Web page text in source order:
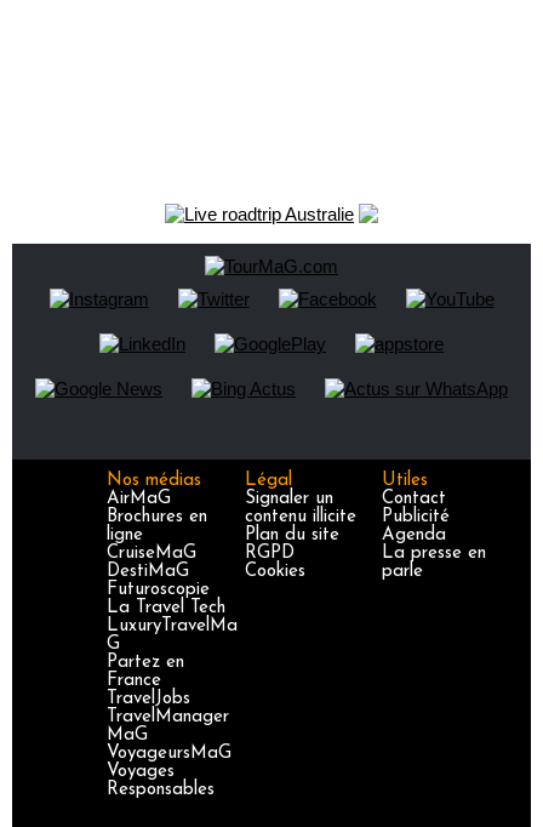
Nos médias
AirMaG
Brochures en
ligne
CruiseMaG
DestiMaG
Futuroscopie
La Travel Tech
LuxuryTravelMa
G
Partez en
France
TravelJobs
TravelManager
MaG
VoyageursMaG
Voyages
Responsables
Légal
Signaler un
contenu illicite
Plan du site
RGPD
Cookies
Utiles
Contact
Publicité
Agenda
La presse en
parle